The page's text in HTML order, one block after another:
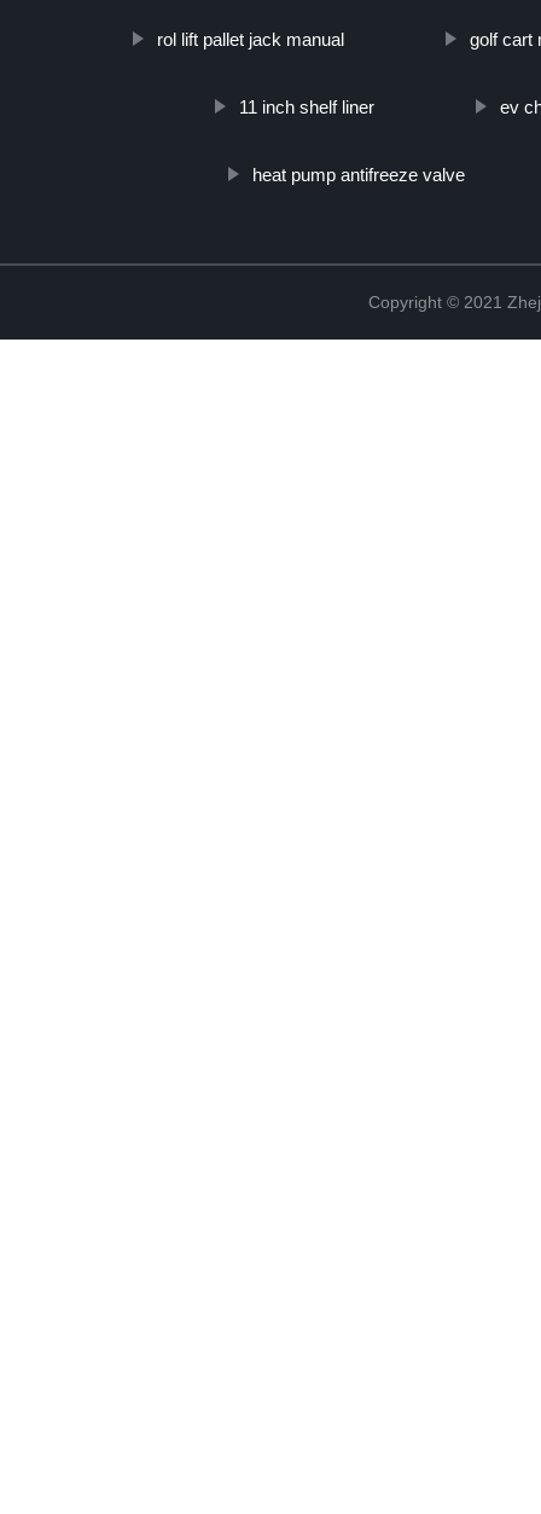
rol lift pallet jack manual golf cart
11 inch shelf liner ev
heat pump antifreeze valve
Copyright © 2021